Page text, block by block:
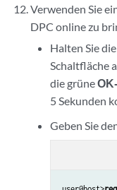
Verwenden Sie
DPC online zu
Halten Sie
Schaltfläche
die grüne
5 Sekunden
Geben Sie